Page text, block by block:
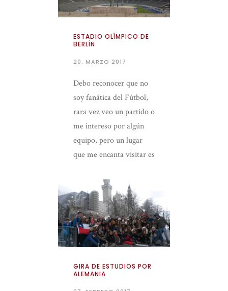
ESTADIO OLÍMPICO DE
BERLÍN
20. MARZO 2017
Debo reconocer que no
soy fanática del Fútbol,
rara vez veo un partido o
me intereso por algún
equipo, pero un lugar
que me encanta visitar es
GIRA DE ESTUDIOS POR
ALEMANIA